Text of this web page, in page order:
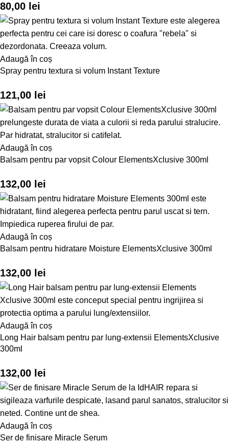
80,00 lei
Adaugă în coș
Spray pentru textura si volum Instant Texture
121,00 lei
Adaugă în coș
Balsam pentru par vopsit Colour ElementsXclusive 300ml
132,00 lei
Adaugă în coș
Balsam pentru hidratare Moisture ElementsXclusive 300ml
132,00 lei
Adaugă în coș
Long Hair balsam pentru par lung-extensii ElementsXclusive
300ml
132,00 lei
Adaugă în coș
Ser de finisare Miracle Serum